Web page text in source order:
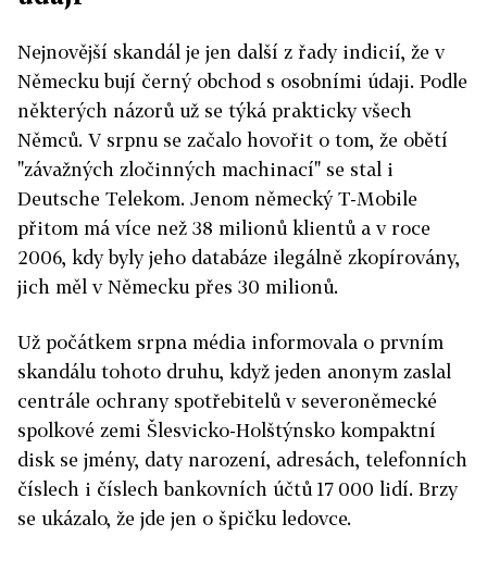
Nejnovější skandál je jen další z řady indicií, že v
Německu bují černý obchod s osobními údaji. Podle
některých názorů už se týká prakticky všech
Němců. V srpnu se začalo hovořit o tom, že obětí
"závažných zločinných machinací" se stal i
Deutsche Telekom. Jenom německý T-Mobile
přitom má více než 38 milionů klientů a v roce
2006, kdy byly jeho databáze ilegálně zkopírovány,
jich měl v Německu přes 30 milionů.
Už počátkem srpna média informovala o prvním
skandálu tohoto druhu, když jeden anonym zaslal
centrále ochrany spotřebitelů v severoněmecké
spolkové zemi Šlesvicko-Holštýnsko kompaktní
disk se jmény, daty narození, adresách, telefonních
číslech i číslech bankovních účtů 17 000 lidí. Brzy
se ukázalo, že jde jen o špičku ledovce.